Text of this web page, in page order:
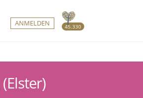
45.330
ANMELDEN